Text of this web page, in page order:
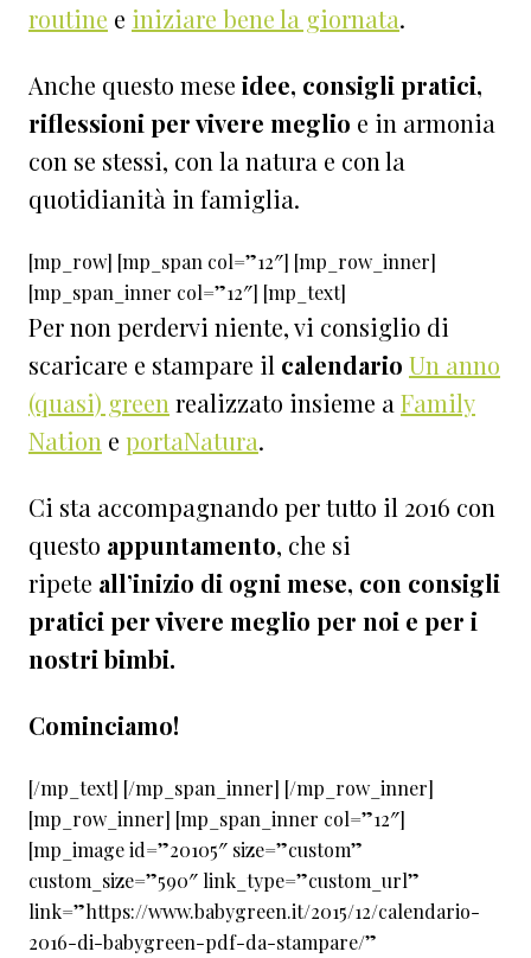
routine e iniziare bene la giornata.
Anche questo mese idee, consigli pratici,
riflessioni per vivere meglio e in armonia
con se stessi, con la natura e con la
quotidianità in famiglia.
[mp_row] [mp_span col=”12″] [mp_row_inner]
[mp_span_inner col=”12″] [mp_text]
Per non perdervi niente, vi consiglio di
scaricare e stampare il calendario Un anno
(quasi) green realizzato insieme a Family
Nation e portaNatura.
Ci sta accompagnando per tutto il 2016 con
questo appuntamento, che si
ripete all’inizio di ogni mese, con consigli
pratici per vivere meglio per noi e per i
nostri bimbi.
Cominciamo!
[/mp_text] [/mp_span_inner] [/mp_row_inner]
[mp_row_inner] [mp_span_inner col=”12″]
[mp_image id=”20105″ size=”custom”
custom_size=”590″ link_type=”custom_url”
link=”https://www.babygreen.it/2015/12/calendario-
2016-di-babygreen-pdf-da-stampare/”